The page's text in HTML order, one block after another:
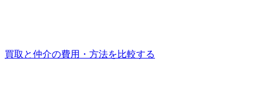
買取と仲介の費用・方法を比較する